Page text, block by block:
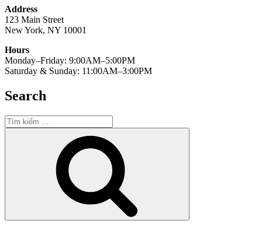
Address
123 Main Street
New York, NY 10001
Hours
Monday–Friday: 9:00AM–5:00PM
Saturday & Sunday: 11:00AM–3:00PM
Search
Tìm
kiếm: